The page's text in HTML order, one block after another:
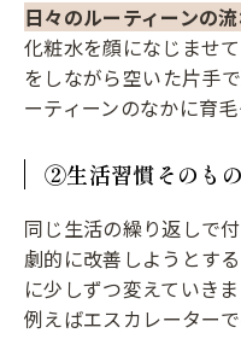
日々のルーティーンの
化粧水を顔になじませ
をしながら空いた片手
ーティーンのなかに育
②生活習慣そのも
同じ生活の繰り返しで
劇的に改善しようとす
に少しずつ変えていきま
例えばエスカレーター